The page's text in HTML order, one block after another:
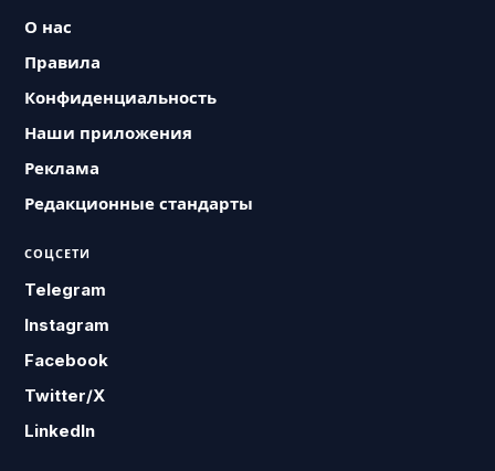
О нас
Правила
Конфиденциальность
Наши приложения
Реклама
Редакционные стандарты
СОЦСЕТИ
Telegram
Instagram
Facebook
Twitter/X
LinkedIn